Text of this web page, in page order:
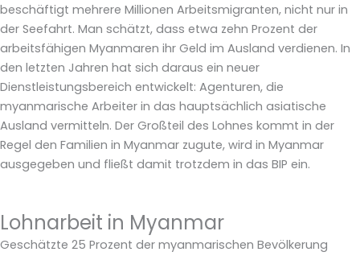
beschäftigt mehrere Millionen Arbeitsmigranten, nicht nur in
der Seefahrt. Man schätzt, dass etwa zehn Prozent der
arbeitsfähigen Myanmaren ihr Geld im Ausland verdienen. In
den letzten Jahren hat sich daraus ein neuer
Dienstleistungsbereich entwickelt: Agenturen, die
myanmarische Arbeiter in das hauptsächlich asiatische
Ausland vermitteln. Der Großteil des Lohnes kommt in der
Regel den Familien in Myanmar zugute, wird in Myanmar
ausgegeben und fließt damit trotzdem in das BIP ein.
Lohnarbeit in Myanmar
Geschätzte 25 Prozent der myanmarischen Bevölkerung